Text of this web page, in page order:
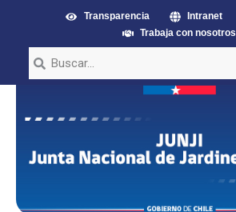
Transparencia Intranet
Trabaja con nosotros